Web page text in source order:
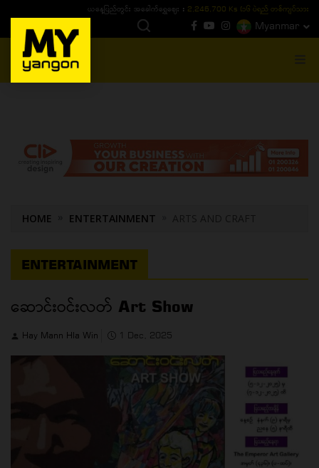
ယနေ့ပြည်တွင်း ၁၅ ပဲရည်ရွှေဈေး :3,770,000 - ပြင်ပပေါက်စျေး (၁၆ ပဲရည် တစ်ကျပ်
Myanmar
MENU
HOME ENTERTAINMENT ARTS AND CRAFT
ENTERTAINMENT
ဆောင်းဝင်းလတ် Art Show
Hay Mann Hla Win 1 Dec, 2025